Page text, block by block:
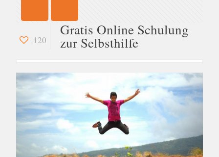
120
Gratis Online Schulung
zur Selbsthilfe